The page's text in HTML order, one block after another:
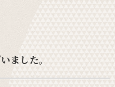
ました。